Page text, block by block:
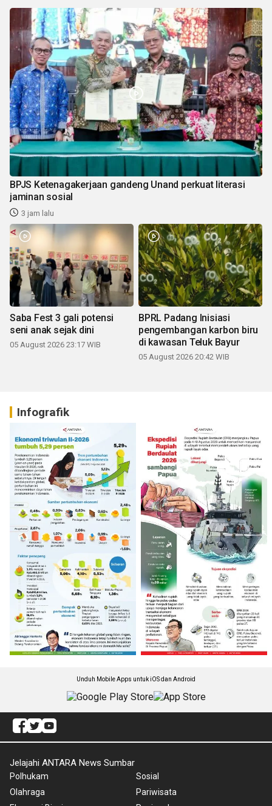
BPJS Ketenagakerjaan gandeng Unand perkuat literasi
jaminan sosial
3 jam lalu
Saba Fest 3 gali potensi
seni anak sejak dini
05 August 2026 23:17 WIB
BPRL Padang Inisiasi
pengembangan karbon biru
di kawasan Teluk Bayur
05 August 2026 20:42 WIB
Infografik
Unduh Mobile Apps untuk iOS dan Android
Jelajahi ANTARA News Sumbar
Polhukam
Olahraga
Sosial
Pariwisata